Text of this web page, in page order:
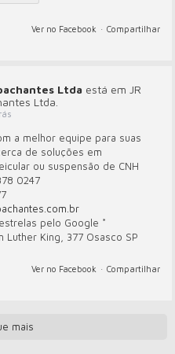
Ver no Facebook · Compartilhar
Ltda está em JR
Ltda.
a melhor equipe para suas
de soluções em
ou suspensão de CNH
0247
pelo Google *
Luther King, 377 Osasco SP
Ver no Facebook · Compartilhar
mais